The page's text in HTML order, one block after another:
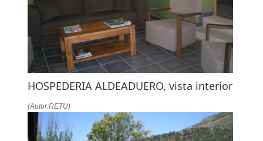
HOSPEDERIA ALDEADUERO, vista interior
(Autor:RETU)